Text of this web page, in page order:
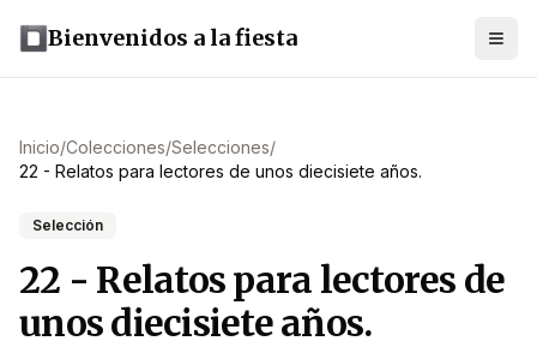
Bienvenidos a la fiesta
Inicio/Colecciones/Selecciones/
22 - Relatos para lectores de unos diecisiete años.
Selección
22 - Relatos para lectores de
unos diecisiete años.